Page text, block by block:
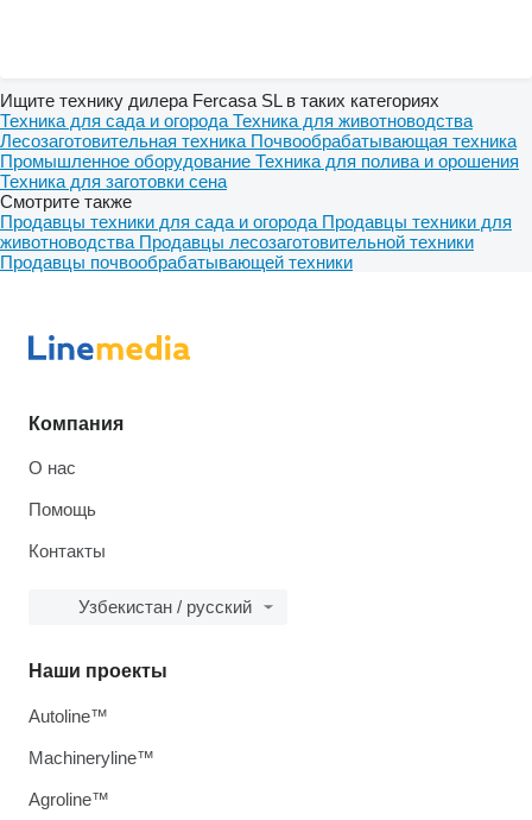
Ищите технику дилера Fercasa SL в таких категориях
Техника для сада и огорода Техника для животноводства
Лесозаготовительная техника Почвообрабатывающая техника
Промышленное оборудование Техника для полива и орошения
Техника для заготовки сена
Смотрите также
Продавцы техники для сада и огорода Продавцы техники для
животноводства Продавцы лесозаготовительной техники
Продавцы почвообрабатывающей техники
Компания
О нас
Помощь
Контакты
Узбекистан / русский
Наши проекты
Autoline™
Machineryline™
Agroline™